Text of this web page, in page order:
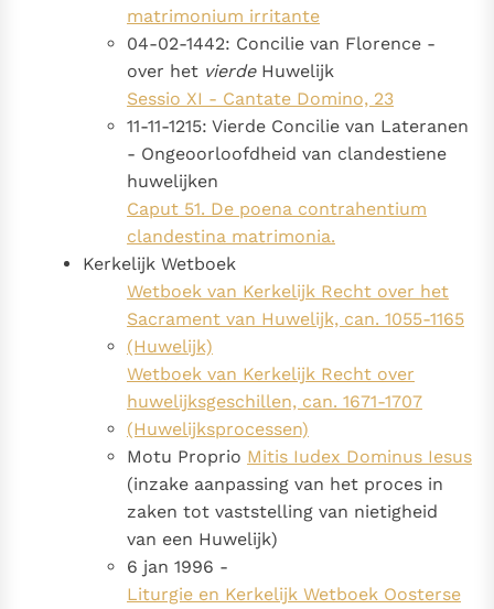
matrimonium irritante
04-02-1442: Concilie van Florence -
over het vierdeHuwelijk
Sessio XI - Cantate Domino, 23
11-11-1215: Vierde Concilie van Lateranen
- Ongeoorloofdheid van clandestiene
huwelijken
Caput 51. De poena contrahentium
clandestina matrimonia.
Kerkelijk Wetboek
Wetboek van Kerkelijk Recht over het
Sacrament van Huwelijk, can. 1055-1165
(Huwelijk)
Wetboek van Kerkelijk Recht over
huwelijksgeschillen, can. 1671-1707
(Huwelijksprocessen)
Motu Proprio Mitis Iudex Dominus Iesus
(inzake aanpassing van het proces in
zaken tot vaststelling van nietigheid
van een Huwelijk)
6 jan 1996 -
Liturgie en Kerkelijk Wetboek Oosterse